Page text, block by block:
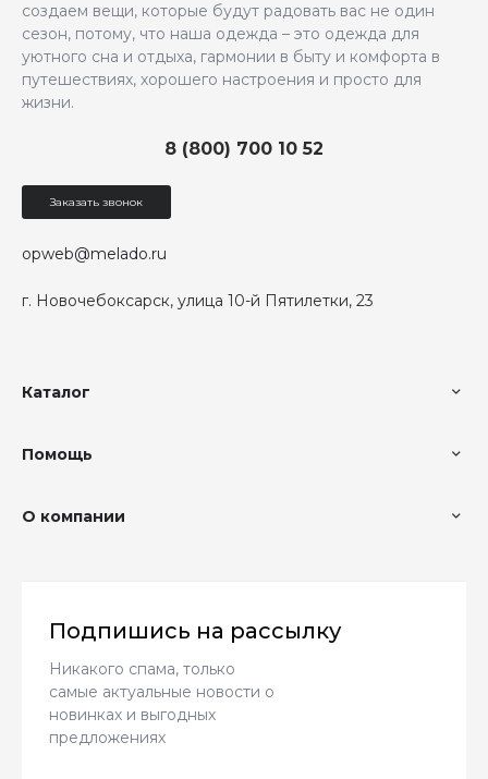
создаем вещи, которые будут радовать вас не один
сезон, потому, что наша одежда – это одежда для
уютного сна и отдыха, гармонии в быту и комфорта в
путешествиях, хорошего настроения и просто для
жизни.
г. Новочебоксарск, улица 10-й Пятилетки, 23
8 (800) 700 10 52
opweb@melado.ru
Заказать звонок
Каталог
Помощь
О компании
Подпишись на рассылку
Никакого спама, только
самые актуальные новости о
новинках и выгодных
предложениях